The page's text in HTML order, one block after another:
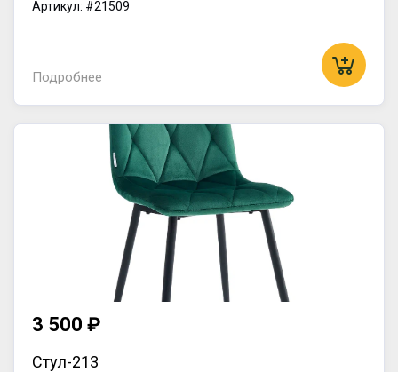
Артикул: #21509
Подробнее
3 500 ₽
Стул-213